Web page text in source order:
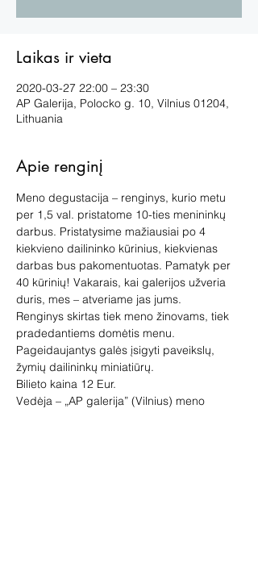
Laikas ir vieta
2020-03-27 22:00 – 23:30
AP Galerija, Polocko g. 10, Vilnius 01204,
Lithuania
Apie renginį
Meno degustacija – renginys, kurio metu
per 1,5 val. pristatome 10-ties menininkų
darbus. Pristatysime mažiausiai po 4
kiekvieno dailininko kūrinius, kiekvienas
darbas bus pakomentuotas. Pamatyk per
40 kūrinių! Vakarais, kai galerijos užveria
duris, mes – atveriame jas jums.
Renginys skirtas tiek meno žinovams, tiek
pradedantiems domėtis menu.
Pageidaujantys galės įsigyti paveikslų,
žymių dailininkų miniatiūrų.
Bilieto kaina 12 Eur.
Vedėja – „AP galerija” (Vilnius) meno